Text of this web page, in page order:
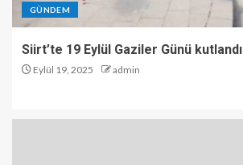
GÜNDEM
Siirt’te 19 Eylül Gaziler Günü kutlandı
Eylül 19, 2025 admin